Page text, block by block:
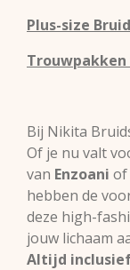
Plus-size
Trouwpakken
Bij Nikita
Of je nu valt
van Enzoani of
hebben de
deze high-
jouw lichaam
Altijd